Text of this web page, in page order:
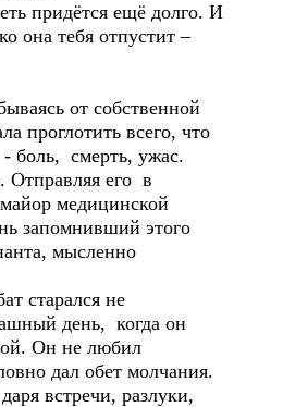
придётся ещё долго. И
она тебя отпустит –
от собственной
проглотить всего, что
боль, смерть, ужас.
его в
медицинской
запомнивший этого
мысленно
старался не
день, когда он
Он не любил
дал обет молчания.
встречи, разлуки,